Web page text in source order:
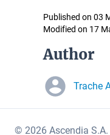
Published on 03
Modified on 17
Author
Trache
© 2026 Ascendia S.A.